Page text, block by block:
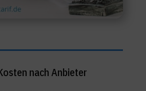
nach Anbieter